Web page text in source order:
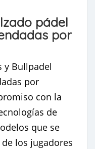
pádel
por
y Bullpadel
por
con la
de
que se
los jugadores